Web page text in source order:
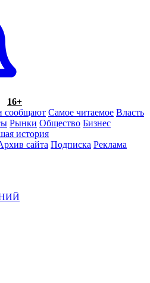
16+
сообщают Самое читаемое Власть
Рынки Общество Бизнес
история
сайта Подписка Реклама